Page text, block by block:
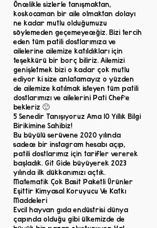
Öncelikle sizlerle tanışmaktan,
koskocaman bir aile olmaktan dolayı
ne kadar mutlu olduğumuzu
söylemeden geçemeyeceğiz. Bizi tercih
eden tüm patili dostlarımıza ve
ailelerine ailemize katıldıkları için
teşekkürü bir borç biliriz. Ailemizi
genişletmek bizi o kadar çok mutlu
ediyor ki size anlatamayız o yüzden
de ailemize katılmak isteyen tüm patili
dostlarımızı ve ailelerini Pati Chef’e
bekleriz 🙂
5 Senedir Tanışıyoruz Ama 10 Yıllık Bilgi
Birikimine Sahibiz!
Bu büyülü serüvene 2020 yılında
sadece bir instagram hesabı açıp,
patili dostlarımız için tarifler vererek
başladık. Git Gide büyüyerek 2023
yılında ilk dükkanımızı açtık.
Matematik Çok Basit Paketli Ürünler
Eşittir Kimyasal Koruyucu Ve Katkı
Maddeleri
Evcil hayvan gıda endüstrisi dünya
çapında olduğu gibi ülkemizde de